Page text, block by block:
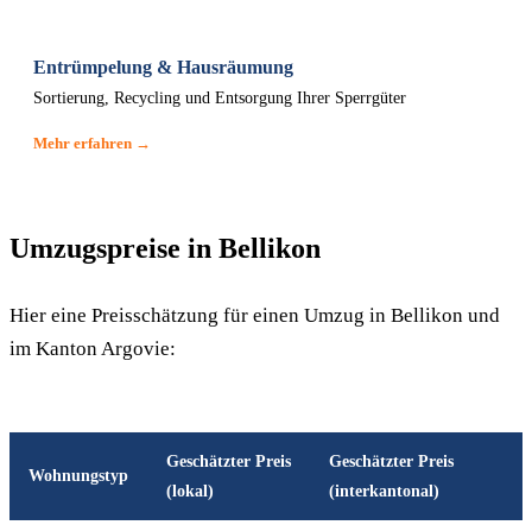
Entrümpelung & Hausräumung
Sortierung, Recycling und Entsorgung Ihrer Sperrgüter
Mehr erfahren →
Umzugspreise in Bellikon
Hier eine Preisschätzung für einen Umzug in Bellikon und
im Kanton Argovie:
Wohnungstyp
Geschätzter Preis
(lokal)
Geschätzter Preis
(interkantonal)